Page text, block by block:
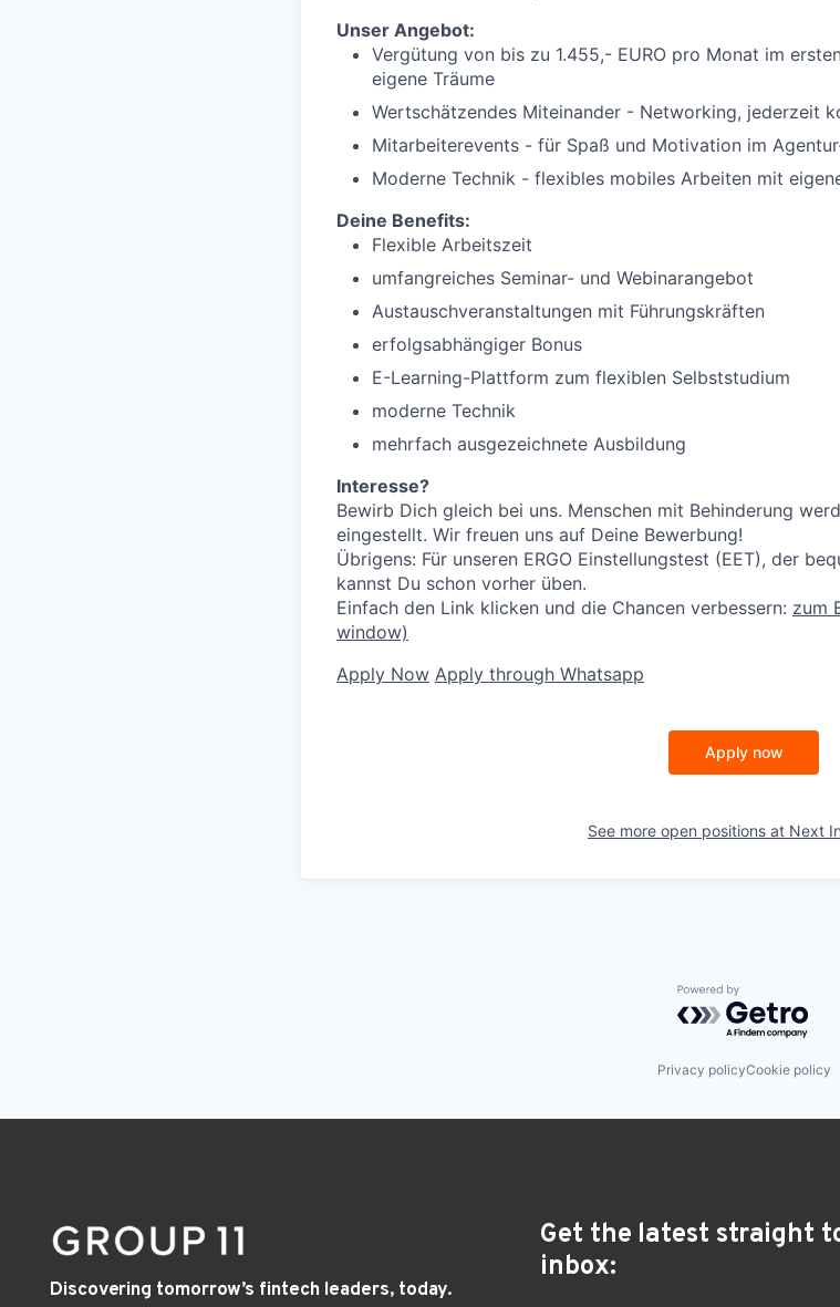
Unser Angebot:
Vergütung von bis zu 1.455,- EURO pro Monat im
eigene Träume
Wertschätzendes Miteinander - Networking, jederzeit
Mitarbeiterevents - für Spaß und Motivation im
Moderne Technik - flexibles mobiles Arbeiten mit
Deine Benefits:
Flexible Arbeitszeit
umfangreiches Seminar- und Webinarangebot
Austauschveranstaltungen mit Führungskräften
erfolgsabhängiger Bonus
E-Learning-Plattform zum flexiblen Selbststudium
moderne Technik
mehrfach ausgezeichnete Ausbildung
Interesse?
Bewirb Dich gleich bei uns. Menschen mit Behinderung
eingestellt. Wir freuen uns auf Deine Bewerbung!
Übrigens: Für unseren ERGO Einstellungstest (EET), der
kannst Du schon vorher üben.
Einfach den Link klicken und die Chancen verbessern: zum
window)
Apply Now Apply through Whatsapp
Apply now
See more open positions at Next
Powered by
Privacy policyCookie policy
Discovering tomorrow’s fintech leaders, today.
Get the latest straight
inbox: